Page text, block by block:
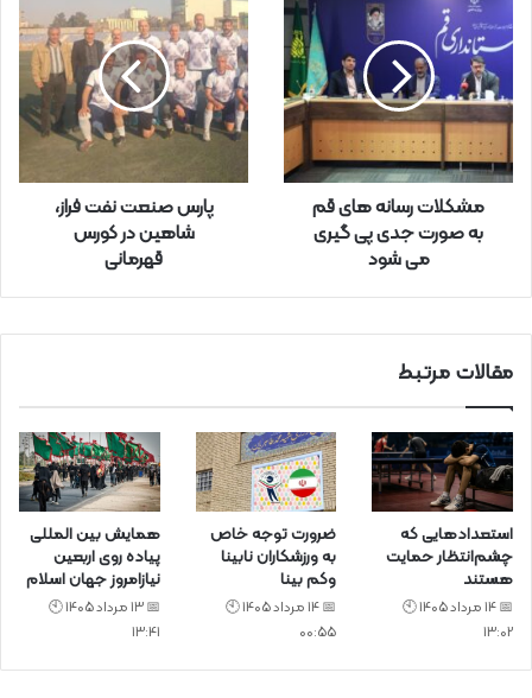
و
ا
ا
ر
مشکلات رسانه های قم
به صورت جدی پی گیری
می شود
پارس صنعت نفت فراز،
شاهین در کورس
قهرمانی
مقالات مرتبط
استعدادهایی که
چشم‌انتظار حمایت
هستند
📅 14 مرداد 1405 🕙
13:02
ضرورت توجه خاص
به ورزشکاران نابینا
وکم بینا
📅 14 مرداد 1405 🕙
00:55
همایش بین المللی
پیاده روی اربعین
نیازامروز جهان اسلام
📅 13 مرداد 1405 🕙
13:41